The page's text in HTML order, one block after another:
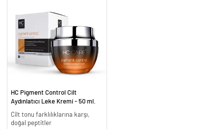
HC Pigment Control Cilt
Aydınlatıcı Leke Kremi - 50 ml.
Cilt tonu farklılıklarına karşı,
doğal peptitler